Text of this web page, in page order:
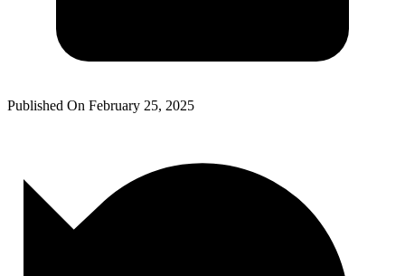
Published On February 25, 2025